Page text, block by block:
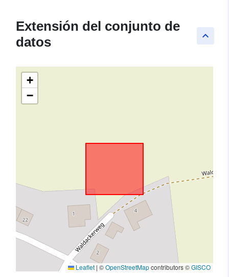
keyboard_arrow_up
Extensión del conjunto de
datos
+
−
Leaflet | ©OpenStreetMapcontributors ©GISCO